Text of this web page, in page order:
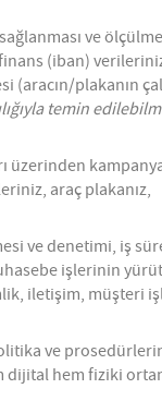
ve
(iban)
(aracın/plakanın
temin
üzerinden
araç plakanız,
ve denetimi, iş
işlerinin
iletişim, müşteri
ve
hem fiziki